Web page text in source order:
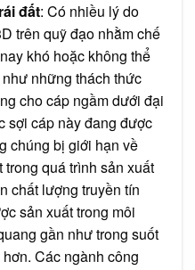
đất: Có nhiều lý do
trên quỹ đạo nhằm chế
khó hoặc không thể
những thách thức
cho cáp ngầm dưới đại
sợi cáp này đang được
chúng bị giới hạn về
quá trình sản xuất
chất lượng truyền tín
sản xuất trong môi
gần như trong suốt
Các ngành công